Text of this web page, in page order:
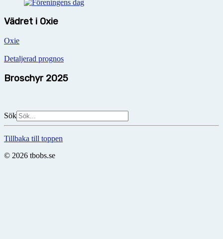
Vädret i Oxie
Oxie
Detaljerad prognos
Broschyr 2025
Sök
Tillbaka till toppen
© 2026 tbobs.se